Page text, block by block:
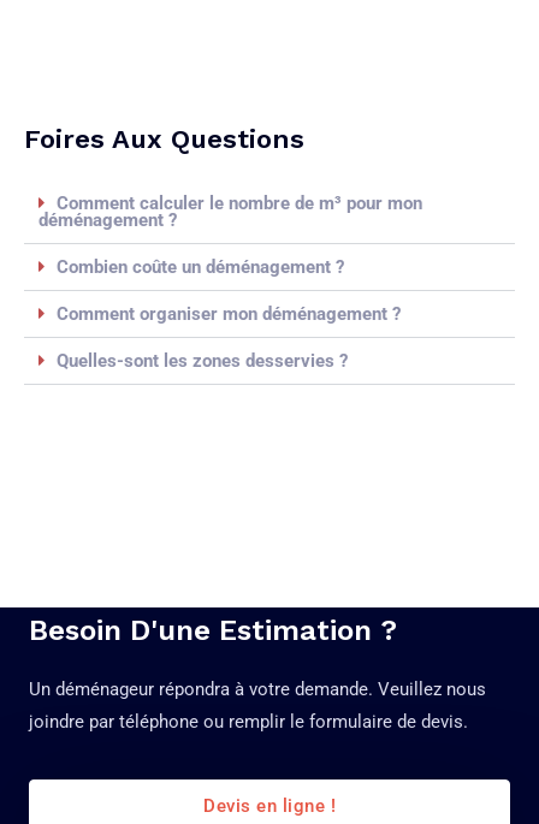
Foires Aux Questions
Comment calculer le nombre de m³ pour mon
déménagement ?
Combien coûte un déménagement ?
Comment organiser mon déménagement ?
Quelles-sont les zones desservies ?
Besoin D'une Estimation ?
Un déménageur répondra à votre demande. Veuillez nous
joindre par téléphone ou remplir le formulaire de devis.
Devis en ligne !